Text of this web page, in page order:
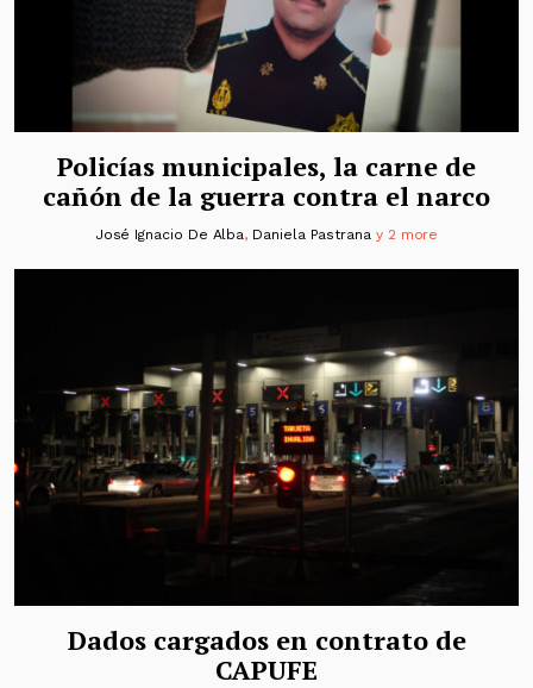
Policías municipales, la carne de
cañón de la guerra contra el narco
José Ignacio De Alba, Daniela Pastranay 2 more
Dados cargados en contrato de
CAPUFE